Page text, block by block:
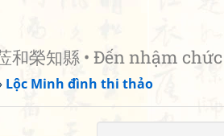
和榮知縣 • Đến nhậm
Lộc Minh đình thi thảo